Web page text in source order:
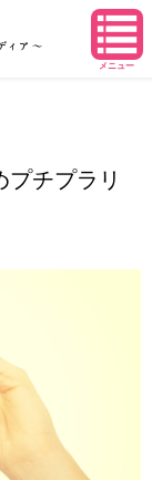
メニュー
プチプラリ